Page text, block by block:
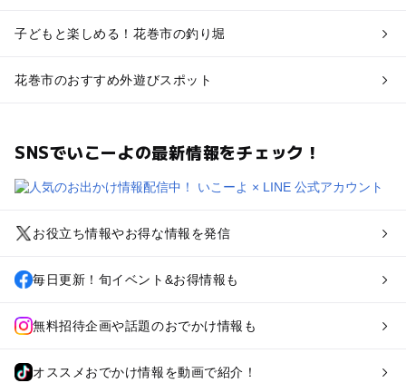
子どもと楽しめる！花巻市の釣り堀
花巻市のおすすめ外遊びスポット
SNSでいこーよの最新情報をチェック！
お役立ち情報やお得な情報を発信
毎日更新！旬イベント&お得情報も
無料招待企画や話題のおでかけ情報も
オススメおでかけ情報を動画で紹介！